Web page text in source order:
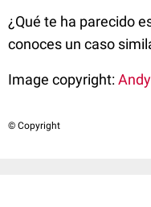
¿Qué te ha parecido
conoces un caso
Image copyright:
© Copyright